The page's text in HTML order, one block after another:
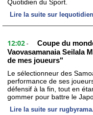
Quotidien du Sport.
Lire la suite sur
12:02 -
Coupe du
Vaovasamanaia Seilala
de mes joueurs"
Le sélectionneur des
performance de ses
défensif à la fin, tout en
gommer pour battre le
Lire la suite sur